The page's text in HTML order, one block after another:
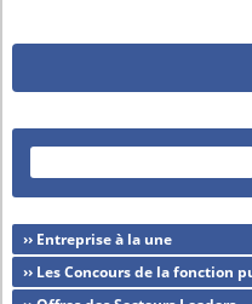
›› Entreprise à la une
›› Les Concours de la fonction